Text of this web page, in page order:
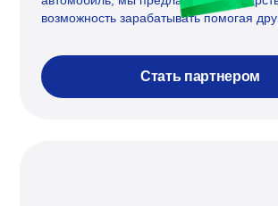
возможность зарабатывать помогая
Стать партнером